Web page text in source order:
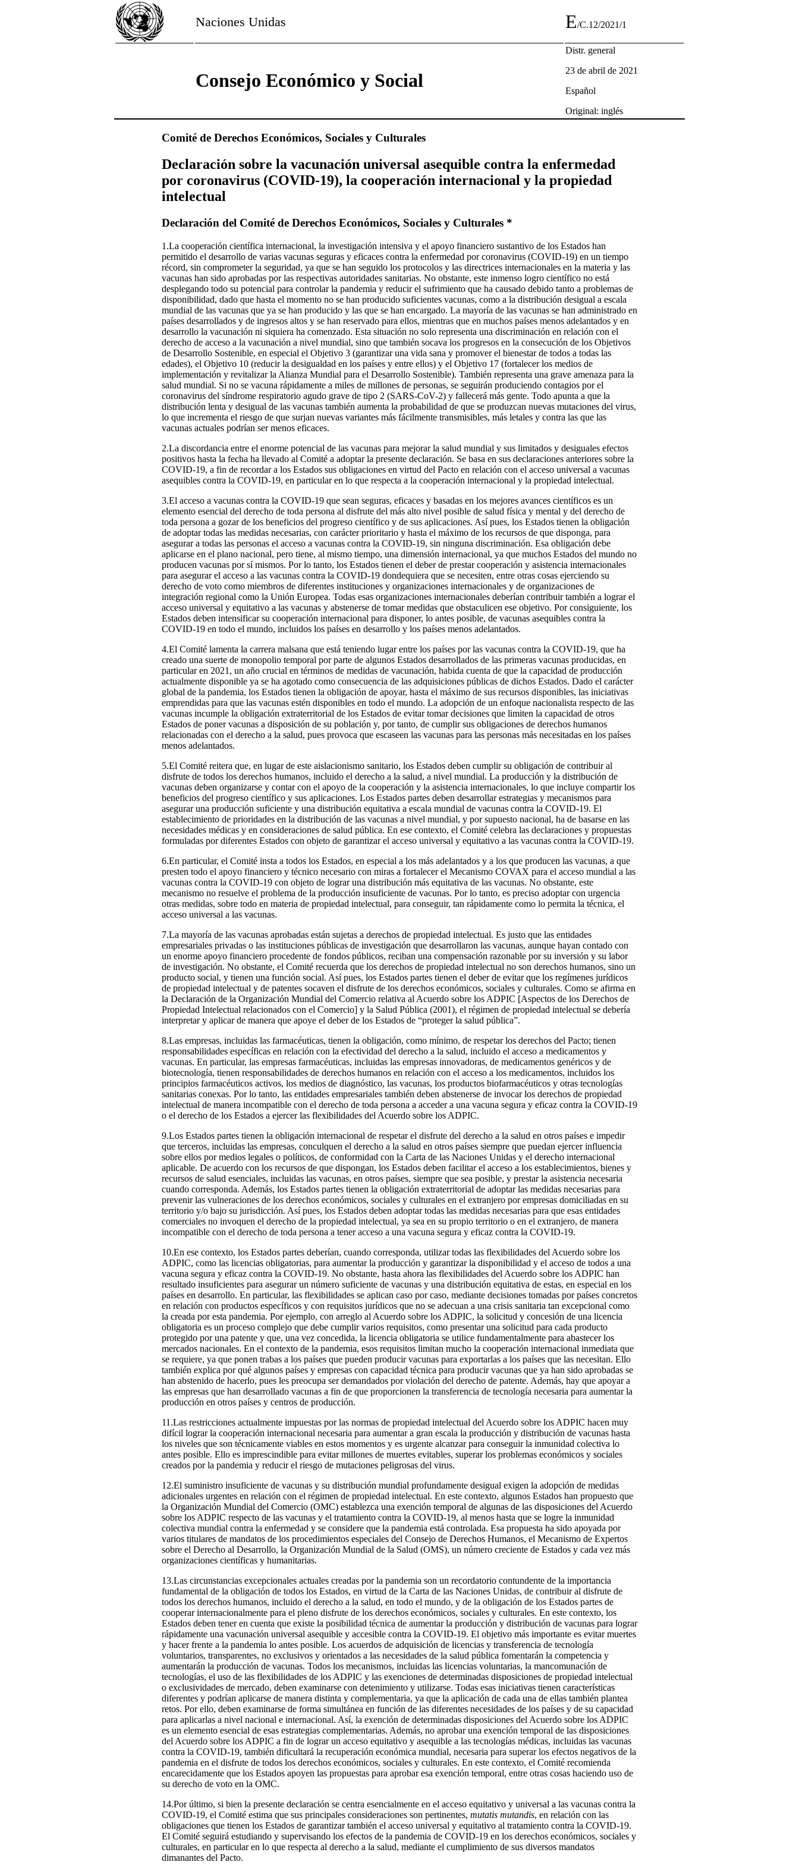
Naciones Unidas E/C.12/2021/1
Consejo Económico y Social
Distr. general
23 de abril de 2021
Español
Original: inglés
Comité de Derechos Económicos, Sociales y Culturales
Declaración sobre la vacunación universal asequible contra la enfermedad
por coronavirus (COVID-19), la cooperación internacional y la propiedad
intelectual
Declaración del Comité de Derechos Económicos, Sociales y Culturales *
1.La cooperación científica internacional, la investigación intensiva y el apoyo financiero sustantivo de los Estados han
permitido el desarrollo de varias vacunas seguras y eficaces contra la enfermedad por coronavirus (COVID-19) en un tiempo
récord, sin comprometer la seguridad, ya que se han seguido los protocolos y las directrices internacionales en la materia y las
vacunas han sido aprobadas por las respectivas autoridades sanitarias. No obstante, este inmenso logro científico no está
desplegando todo su potencial para controlar la pandemia y reducir el sufrimiento que ha causado debido tanto a problemas de
disponibilidad, dado que hasta el momento no se han producido suficientes vacunas, como a la distribución desigual a escala
mundial de las vacunas que ya se han producido y las que se han encargado. La mayoría de las vacunas se han administrado en
países desarrollados y de ingresos altos y se han reservado para ellos, mientras que en muchos países menos adelantados y en
desarrollo la vacunación ni siquiera ha comenzado. Esta situación no solo representa una discriminación en relación con el
derecho de acceso a la vacunación a nivel mundial, sino que también socava los progresos en la consecución de los Objetivos
de Desarrollo Sostenible, en especial el Objetivo 3 (garantizar una vida sana y promover el bienestar de todos a todas las
edades), el Objetivo 10 (reducir la desigualdad en los países y entre ellos) y el Objetivo 17 (fortalecer los medios de
implementación y revitalizar la Alianza Mundial para el Desarrollo Sostenible). También representa una grave amenaza para la
salud mundial. Si no se vacuna rápidamente a miles de millones de personas, se seguirán produciendo contagios por el
coronavirus del síndrome respiratorio agudo grave de tipo 2 (SARS-CoV-2) y fallecerá más gente. Todo apunta a que la
distribución lenta y desigual de las vacunas también aumenta la probabilidad de que se produzcan nuevas mutaciones del virus,
lo que incrementa el riesgo de que surjan nuevas variantes más fácilmente transmisibles, más letales y contra las que las
vacunas actuales podrían ser menos eficaces.
2.La discordancia entre el enorme potencial de las vacunas para mejorar la salud mundial y sus limitados y desiguales efectos
positivos hasta la fecha ha llevado al Comité a adoptar la presente declaración. Se basa en sus declaraciones anteriores sobre la
COVID-19, a fin de recordar a los Estados sus obligaciones en virtud del Pacto en relación con el acceso universal a vacunas
asequibles contra la COVID-19, en particular en lo que respecta a la cooperación internacional y la propiedad intelectual.
3.El acceso a vacunas contra la COVID-19 que sean seguras, eficaces y basadas en los mejores avances científicos es un
elemento esencial del derecho de toda persona al disfrute del más alto nivel posible de salud física y mental y del derecho de
toda persona a gozar de los beneficios del progreso científico y de sus aplicaciones. Así pues, los Estados tienen la obligación
de adoptar todas las medidas necesarias, con carácter prioritario y hasta el máximo de los recursos de que disponga, para
asegurar a todas las personas el acceso a vacunas contra la COVID-19, sin ninguna discriminación. Esa obligación debe
aplicarse en el plano nacional, pero tiene, al mismo tiempo, una dimensión internacional, ya que muchos Estados del mundo no
producen vacunas por sí mismos. Por lo tanto, los Estados tienen el deber de prestar cooperación y asistencia internacionales
para asegurar el acceso a las vacunas contra la COVID-19 dondequiera que se necesiten, entre otras cosas ejerciendo su
derecho de voto como miembros de diferentes instituciones y organizaciones internacionales y de organizaciones de
integración regional como la Unión Europea. Todas esas organizaciones internacionales deberían contribuir también a lograr el
acceso universal y equitativo a las vacunas y abstenerse de tomar medidas que obstaculicen ese objetivo. Por consiguiente, los
Estados deben intensificar su cooperación internacional para disponer, lo antes posible, de vacunas asequibles contra la
COVID-19 en todo el mundo, incluidos los países en desarrollo y los países menos adelantados.
4.El Comité lamenta la carrera malsana que está teniendo lugar entre los países por las vacunas contra la COVID-19, que ha
creado una suerte de monopolio temporal por parte de algunos Estados desarrollados de las primeras vacunas producidas, en
particular en 2021, un año crucial en términos de medidas de vacunación, habida cuenta de que la capacidad de producción
actualmente disponible ya se ha agotado como consecuencia de las adquisiciones públicas de dichos Estados. Dado el carácter
global de la pandemia, los Estados tienen la obligación de apoyar, hasta el máximo de sus recursos disponibles, las iniciativas
emprendidas para que las vacunas estén disponibles en todo el mundo. La adopción de un enfoque nacionalista respecto de las
vacunas incumple la obligación extraterritorial de los Estados de evitar tomar decisiones que limiten la capacidad de otros
Estados de poner vacunas a disposición de su población y, por tanto, de cumplir sus obligaciones de derechos humanos
relacionadas con el derecho a la salud, pues provoca que escaseen las vacunas para las personas más necesitadas en los países
menos adelantados.
5.El Comité reitera que, en lugar de este aislacionismo sanitario, los Estados deben cumplir su obligación de contribuir al
disfrute de todos los derechos humanos, incluido el derecho a la salud, a nivel mundial. La producción y la distribución de
vacunas deben organizarse y contar con el apoyo de la cooperación y la asistencia internacionales, lo que incluye compartir los
beneficios del progreso científico y sus aplicaciones. Los Estados partes deben desarrollar estrategias y mecanismos para
asegurar una producción suficiente y una distribución equitativa a escala mundial de vacunas contra la COVID-19. El
establecimiento de prioridades en la distribución de las vacunas a nivel mundial, y por supuesto nacional, ha de basarse en las
necesidades médicas y en consideraciones de salud pública. En ese contexto, el Comité celebra las declaraciones y propuestas
formuladas por diferentes Estados con objeto de garantizar el acceso universal y equitativo a las vacunas contra la COVID-19.
6.En particular, el Comité insta a todos los Estados, en especial a los más adelantados y a los que producen las vacunas, a que
presten todo el apoyo financiero y técnico necesario con miras a fortalecer el Mecanismo COVAX para el acceso mundial a las
vacunas contra la COVID-19 con objeto de lograr una distribución más equitativa de las vacunas. No obstante, este
mecanismo no resuelve el problema de la producción insuficiente de vacunas. Por lo tanto, es preciso adoptar con urgencia
otras medidas, sobre todo en materia de propiedad intelectual, para conseguir, tan rápidamente como lo permita la técnica, el
acceso universal a las vacunas.
7.La mayoría de las vacunas aprobadas están sujetas a derechos de propiedad intelectual. Es justo que las entidades
empresariales privadas o las instituciones públicas de investigación que desarrollaron las vacunas, aunque hayan contado con
un enorme apoyo financiero procedente de fondos públicos, reciban una compensación razonable por su inversión y su labor
de investigación. No obstante, el Comité recuerda que los derechos de propiedad intelectual no son derechos humanos, sino un
producto social, y tienen una función social. Así pues, los Estados partes tienen el deber de evitar que los regímenes jurídicos
de propiedad intelectual y de patentes socaven el disfrute de los derechos económicos, sociales y culturales. Como se afirma en
la Declaración de la Organización Mundial del Comercio relativa al Acuerdo sobre los ADPIC [Aspectos de los Derechos de
Propiedad Intelectual relacionados con el Comercio] y la Salud Pública (2001), el régimen de propiedad intelectual se debería
interpretar y aplicar de manera que apoye el deber de los Estados de “proteger la salud pública”.
8.Las empresas, incluidas las farmacéuticas, tienen la obligación, como mínimo, de respetar los derechos del Pacto; tienen
responsabilidades específicas en relación con la efectividad del derecho a la salud, incluido el acceso a medicamentos y
vacunas. En particular, las empresas farmacéuticas, incluidas las empresas innovadoras, de medicamentos genéricos y de
biotecnología, tienen responsabilidades de derechos humanos en relación con el acceso a los medicamentos, incluidos los
principios farmacéuticos activos, los medios de diagnóstico, las vacunas, los productos biofarmacéuticos y otras tecnologías
sanitarias conexas. Por lo tanto, las entidades empresariales también deben abstenerse de invocar los derechos de propiedad
intelectual de manera incompatible con el derecho de toda persona a acceder a una vacuna segura y eficaz contra la COVID-19
o el derecho de los Estados a ejercer las flexibilidades del Acuerdo sobre los ADPIC.
9.Los Estados partes tienen la obligación internacional de respetar el disfrute del derecho a la salud en otros países e impedir
que terceros, incluidas las empresas, conculquen el derecho a la salud en otros países siempre que puedan ejercer influencia
sobre ellos por medios legales o políticos, de conformidad con la Carta de las Naciones Unidas y el derecho internacional
aplicable. De acuerdo con los recursos de que dispongan, los Estados deben facilitar el acceso a los establecimientos, bienes y
recursos de salud esenciales, incluidas las vacunas, en otros países, siempre que sea posible, y prestar la asistencia necesaria
cuando corresponda. Además, los Estados partes tienen la obligación extraterritorial de adoptar las medidas necesarias para
prevenir las vulneraciones de los derechos económicos, sociales y culturales en el extranjero por empresas domiciliadas en su
territorio y/o bajo su jurisdicción. Así pues, los Estados deben adoptar todas las medidas necesarias para que esas entidades
comerciales no invoquen el derecho de la propiedad intelectual, ya sea en su propio territorio o en el extranjero, de manera
incompatible con el derecho de toda persona a tener acceso a una vacuna segura y eficaz contra la COVID-19.
10.En ese contexto, los Estados partes deberían, cuando corresponda, utilizar todas las flexibilidades del Acuerdo sobre los
ADPIC, como las licencias obligatorias, para aumentar la producción y garantizar la disponibilidad y el acceso de todos a una
vacuna segura y eficaz contra la COVID-19. No obstante, hasta ahora las flexibilidades del Acuerdo sobre los ADPIC han
resultado insuficientes para asegurar un número suficiente de vacunas y una distribución equitativa de estas, en especial en los
países en desarrollo. En particular, las flexibilidades se aplican caso por caso, mediante decisiones tomadas por países concretos
en relación con productos específicos y con requisitos jurídicos que no se adecuan a una crisis sanitaria tan excepcional como
la creada por esta pandemia. Por ejemplo, con arreglo al Acuerdo sobre los ADPIC, la solicitud y concesión de una licencia
obligatoria es un proceso complejo que debe cumplir varios requisitos, como presentar una solicitud para cada producto
protegido por una patente y que, una vez concedida, la licencia obligatoria se utilice fundamentalmente para abastecer los
mercados nacionales. En el contexto de la pandemia, esos requisitos limitan mucho la cooperación internacional inmediata que
se requiere, ya que ponen trabas a los países que pueden producir vacunas para exportarlas a los países que las necesitan. Ello
también explica por qué algunos países y empresas con capacidad técnica para producir vacunas que ya han sido aprobadas se
han abstenido de hacerlo, pues les preocupa ser demandados por violación del derecho de patente. Además, hay que apoyar a
las empresas que han desarrollado vacunas a fin de que proporcionen la transferencia de tecnología necesaria para aumentar la
producción en otros países y centros de producción.
11.Las restricciones actualmente impuestas por las normas de propiedad intelectual del Acuerdo sobre los ADPIC hacen muy
difícil lograr la cooperación internacional necesaria para aumentar a gran escala la producción y distribución de vacunas hasta
los niveles que son técnicamente viables en estos momentos y es urgente alcanzar para conseguir la inmunidad colectiva lo
antes posible. Ello es imprescindible para evitar millones de muertes evitables, superar los problemas económicos y sociales
creados por la pandemia y reducir el riesgo de mutaciones peligrosas del virus.
12.El suministro insuficiente de vacunas y su distribución mundial profundamente desigual exigen la adopción de medidas
adicionales urgentes en relación con el régimen de propiedad intelectual. En este contexto, algunos Estados han propuesto que
la Organización Mundial del Comercio (OMC) establezca una exención temporal de algunas de las disposiciones del Acuerdo
sobre los ADPIC respecto de las vacunas y el tratamiento contra la COVID-19, al menos hasta que se logre la inmunidad
colectiva mundial contra la enfermedad y se considere que la pandemia está controlada. Esa propuesta ha sido apoyada por
varios titulares de mandatos de los procedimientos especiales del Consejo de Derechos Humanos, el Mecanismo de Expertos
sobre el Derecho al Desarrollo, la Organización Mundial de la Salud (OMS), un número creciente de Estados y cada vez más
organizaciones científicas y humanitarias.
13.Las circunstancias excepcionales actuales creadas por la pandemia son un recordatorio contundente de la importancia
fundamental de la obligación de todos los Estados, en virtud de la Carta de las Naciones Unidas, de contribuir al disfrute de
todos los derechos humanos, incluido el derecho a la salud, en todo el mundo, y de la obligación de los Estados partes de
cooperar internacionalmente para el pleno disfrute de los derechos económicos, sociales y culturales. En este contexto, los
Estados deben tener en cuenta que existe la posibilidad técnica de aumentar la producción y distribución de vacunas para lograr
rápidamente una vacunación universal asequible y accesible contra la COVID-19. El objetivo más importante es evitar muertes
y hacer frente a la pandemia lo antes posible. Los acuerdos de adquisición de licencias y transferencia de tecnología
voluntarios, transparentes, no exclusivos y orientados a las necesidades de la salud pública fomentarán la competencia y
aumentarán la producción de vacunas. Todos los mecanismos, incluidas las licencias voluntarias, la mancomunación de
tecnologías, el uso de las flexibilidades de los ADPIC y las exenciones de determinadas disposiciones de propiedad intelectual
o exclusividades de mercado, deben examinarse con detenimiento y utilizarse. Todas esas iniciativas tienen características
diferentes y podrían aplicarse de manera distinta y complementaria, ya que la aplicación de cada una de ellas también plantea
retos. Por ello, deben examinarse de forma simultánea en función de las diferentes necesidades de los países y de su capacidad
para aplicarlas a nivel nacional e internacional. Así, la exención de determinadas disposiciones del Acuerdo sobre los ADPIC
es un elemento esencial de esas estrategias complementarias. Además, no aprobar una exención temporal de las disposiciones
del Acuerdo sobre los ADPIC a fin de lograr un acceso equitativo y asequible a las tecnologías médicas, incluidas las vacunas
contra la COVID-19, también dificultará la recuperación económica mundial, necesaria para superar los efectos negativos de la
pandemia en el disfrute de todos los derechos económicos, sociales y culturales. En este contexto, el Comité recomienda
encarecidamente que los Estados apoyen las propuestas para aprobar esa exención temporal, entre otras cosas haciendo uso de
su derecho de voto en la OMC.
14.Por último, si bien la presente declaración se centra esencialmente en el acceso equitativo y universal a las vacunas contra la
COVID-19, el Comité estima que sus principales consideraciones son pertinentes, mutatis mutandis, en relación con las
obligaciones que tienen los Estados de garantizar también el acceso universal y equitativo al tratamiento contra la COVID-19.
El Comité seguirá estudiando y supervisando los efectos de la pandemia de COVID-19 en los derechos económicos, sociales y
culturales, en particular en lo que respecta al derecho a la salud, mediante el cumplimiento de sus diversos mandatos
dimanantes del Pacto.